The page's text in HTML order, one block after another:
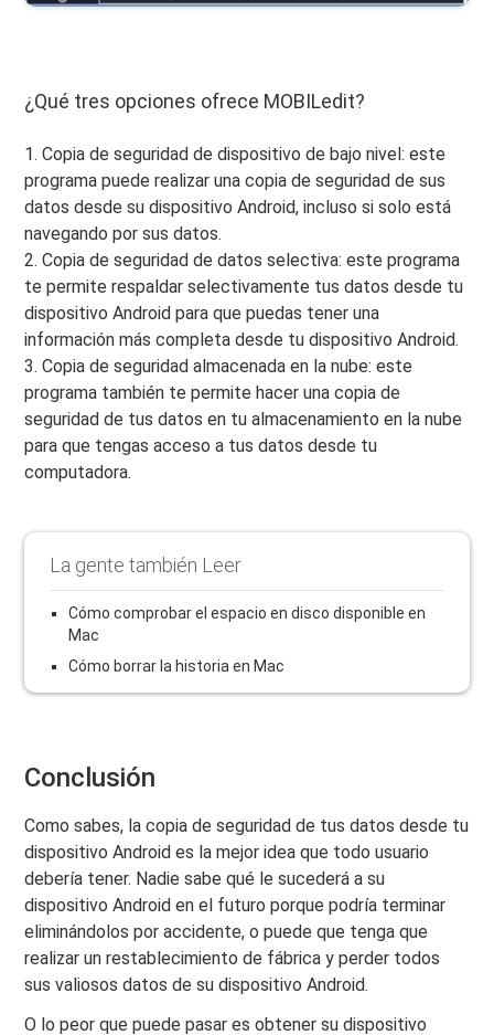
¿Qué tres opciones ofrece MOBILedit?
1. Copia de seguridad de dispositivo de bajo nivel: este
programa puede realizar una copia de seguridad de sus
datos desde su dispositivo Android, incluso si solo está
navegando por sus datos.
2. Copia de seguridad de datos selectiva: este programa
te permite respaldar selectivamente tus datos desde tu
dispositivo Android para que puedas tener una
información más completa desde tu dispositivo Android.
3. Copia de seguridad almacenada en la nube: este
programa también te permite hacer una copia de
seguridad de tus datos en tu almacenamiento en la nube
para que tengas acceso a tus datos desde tu
computadora.
La gente también Leer
Cómo comprobar el espacio en disco disponible en
Mac
Cómo borrar la historia en Mac
Conclusión
Como sabes, la copia de seguridad de tus datos desde tu
dispositivo Android es la mejor idea que todo usuario
debería tener. Nadie sabe qué le sucederá a su
dispositivo Android en el futuro porque podría terminar
eliminándolos por accidente, o puede que tenga que
realizar un restablecimiento de fábrica y perder todos
sus valiosos datos de su dispositivo Android.
O lo peor que puede pasar es obtener su dispositivo